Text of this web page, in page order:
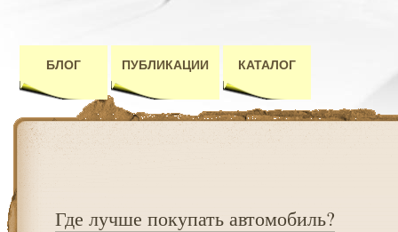
БЛОГ ПУБЛИКАЦИИ КАТАЛОГ
Где лучше покупать автомобиль?